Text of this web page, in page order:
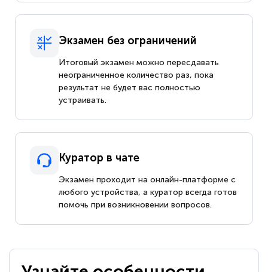
Экзамен без ограничений
Итоговый экзамен можно пересдавать
неограниченное количество раз, пока
результат не будет вас полностью
устраивать.
Куратор в чате
Экзамен проходит на онлайн-платформе с
любого устройства, а куратор всегда готов
помочь при возникновении вопросов.